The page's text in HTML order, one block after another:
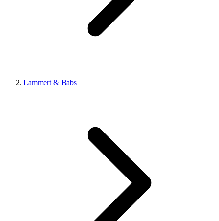
Lammert & Babs